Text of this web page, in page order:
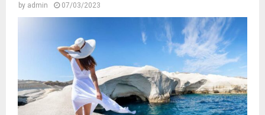
by admin 07/03/2023